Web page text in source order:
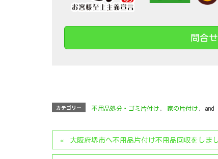
問合
カテゴリー 不用品処分・ゴミ片付け 家の片付け , and
大阪府堺市へ不用品片付け不用品回収をしま